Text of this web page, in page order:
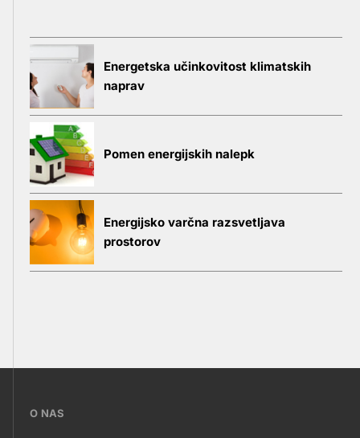
Energetska učinkovitost klimatskih
naprav
Pomen energijskih nalepk
Energijsko varčna razsvetljava
prostorov
???O NAS